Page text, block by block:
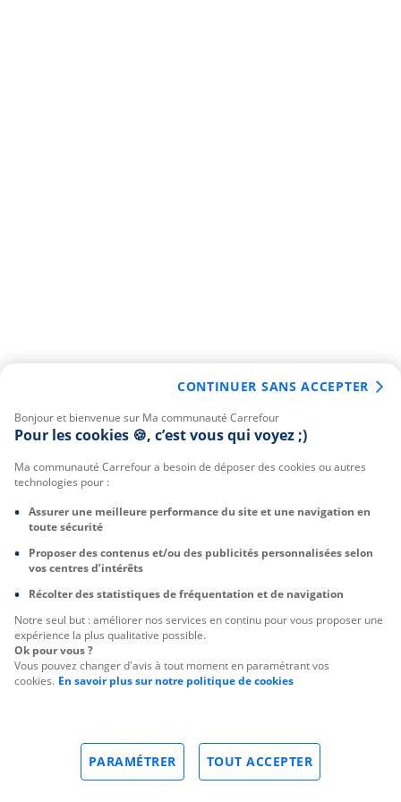
Bonjour et bienvenue sur Ma communauté Carrefour
Pour les cookies 🍪, c’est vous qui voyez ;)
Ma communauté Carrefour a besoin de déposer des cookies ou autres
technologies pour :
Assurer une meilleure performance du site et une navigation en
toute sécurité
Proposer des contenus et/ou des publicités personnalisées selon
vos centres d’intérêts
Récolter des statistiques de fréquentation et de navigation
Notre seul but : améliorer nos services en continu pour vous proposer une
expérience la plus qualitative possible.
Ok pour vous ?
Vous pouvez changer d'avis à tout moment en paramétrant vos
cookies. En savoir plus sur notre politique de cookies
TOUT ACCEPTER
PARAMÉTRER
CONTINUER SANS ACCEPTER